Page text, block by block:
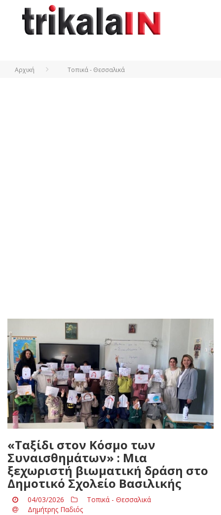
Αρχική Τοπικά - Θεσσαλικά
«Ταξίδι στον Κόσμο των
Συναισθημάτων» : Μια
ξεχωριστή βιωματική δράση στο
Δημοτικό Σχολείο Βασιλικής
04/03/2026
Τοπικά - Θεσσαλικά
Δημήτρης Παδιός